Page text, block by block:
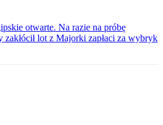
otwarte. Na razie na próbę
zakłócił lot z Majorki zapłaci za wybryk